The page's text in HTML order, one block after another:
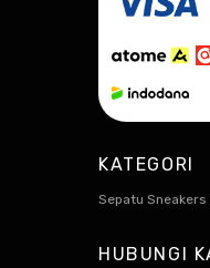
KATEGORI
Sepatu Sneakers
HUBUNGI